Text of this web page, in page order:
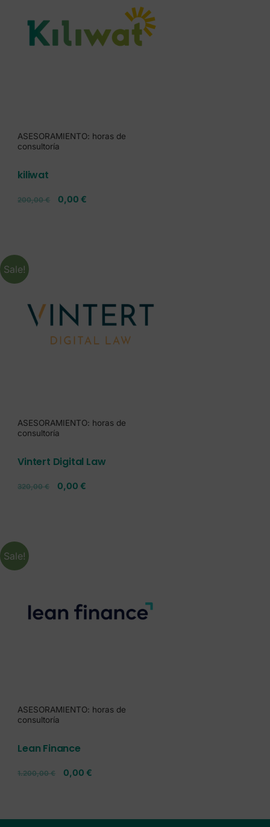
ASESORAMIENTO: horas de
consultoría
kiliwat
200,00€ 0,00 €
Sale!
ASESORAMIENTO: horas de
consultoría
Vintert Digital Law
320,00€ 0,00 €
Sale!
ASESORAMIENTO: horas de
consultoría
Lean Finance
1.200,00€ 0,00 €